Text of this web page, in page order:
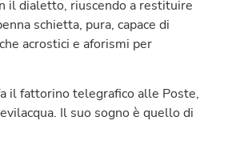
il dialetto, riuscendo a restituire
schietta, pura, capace di
acrostici e aforismi per
il fattorino telegrafico alle Poste,
Il suo sogno è quello di